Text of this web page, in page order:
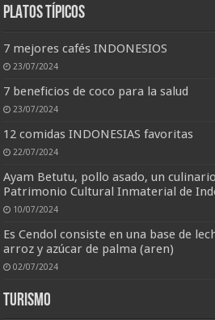
PLATOS TÍPICOS
7 mejores cafés INDONESIOS
23/07/2024
7 beneficios de coco para la salud
23/07/2024
12 comidas INDONESIAS favoritas
22/07/2024
Ayam Betutu, pollo asado, un
Patrimonio Cultural Inmaterial de
10/07/2024
Es Cendol consiste en una base de
arroz y azúcar de palma (aren)
02/07/2024
Turismo